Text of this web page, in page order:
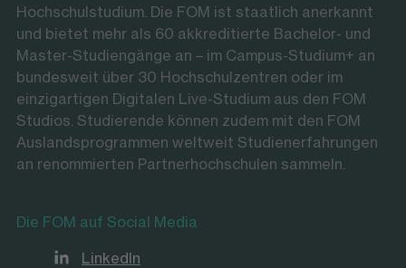
Hochschulstudium. Die FOM ist staatlich anerkannt
und bietet mehr als 60 akkreditierte Bachelor- und
Master-Studiengänge an – im Campus-Studium+ an
bundesweit über 30 Hochschulzentren oder im
einzigartigen Digitalen Live-Studium aus den FOM
Studios. Studierende können zudem mit den FOM
Auslandsprogrammen weltweit Studienerfahrungen
an renommierten Partnerhochschulen sammeln.
Die FOM auf Social Media
LinkedIn